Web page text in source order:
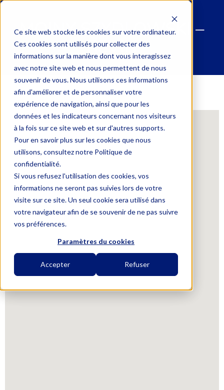
Ce site web stocke les cookies sur votre ordinateur.
Ces cookies sont utilisés pour collecter des
informations sur la manière dont vous interagissez
avec notre site web et nous permettent de nous
souvenir de vous. Nous utilisons ces informations
afin d'améliorer et de personnaliser votre
expérience de navigation, ainsi que pour les
données et les indicateurs concernant nos visiteurs
à la fois sur ce site web et sur d'autres supports.
Pour en savoir plus sur les cookies que nous
utilisons, consultez notre Politique de
confidentialité.
Si vous refusez l'utilisation des cookies, vos
informations ne seront pas suivies lors de votre
visite sur ce site. Un seul cookie sera utilisé dans
votre navigateur afin de se souvenir de ne pas suivre
vos préférences.
Paramètres du cookies
Accepter Refuser
MOINY SZYDLOWSKI –
REVIN